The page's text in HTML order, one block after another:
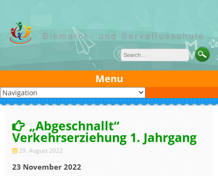
content
Menu
„Abgeschnallt“
Verkehrserziehung 1. Jahrgang
29. August 2022
23 November 2022